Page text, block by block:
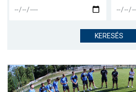
NYITÓLAP
CSAPATOK
KLUB
KERESÉS